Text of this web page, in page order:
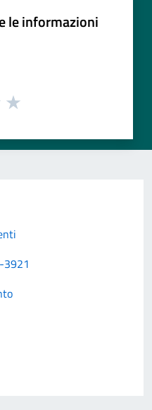
le informazioni
3921